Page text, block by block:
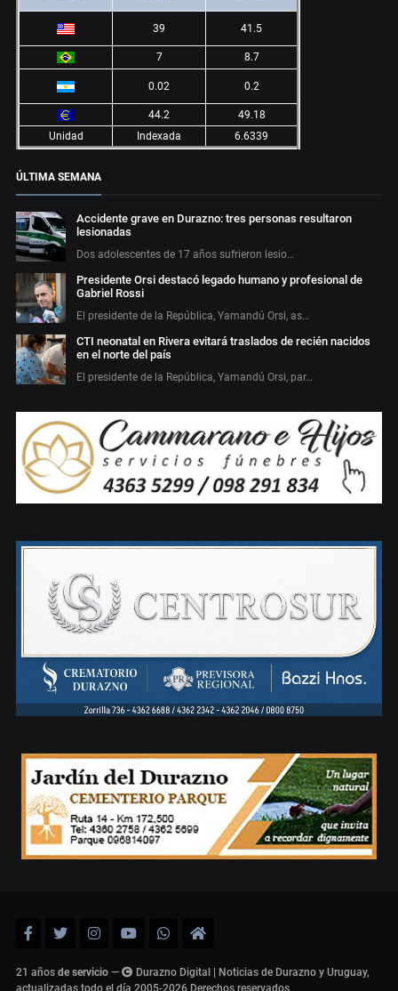
39 41.5
7 8.7
0.02 0.2
44.2
49.18
Unidad
Indexada 6.6339
ÚLTIMA SEMANA
Accidente grave en Durazno: tres personas resultaron
lesionadas
Dos adolescentes de 17 años sufrieron lesio…
Presidente Orsi destacó legado humano y profesional de
Gabriel Rossi
El presidente de la República, Yamandú Orsi, as…
CTI neonatal en Rivera evitará traslados de recién nacidos
en el norte del país
El presidente de la República, Yamandú Orsi, par…
21 años de servicio —
Durazno Digital | Noticias de Durazno y Uruguay,
actualizadas todo el día 2005-2026 Derechos reservados